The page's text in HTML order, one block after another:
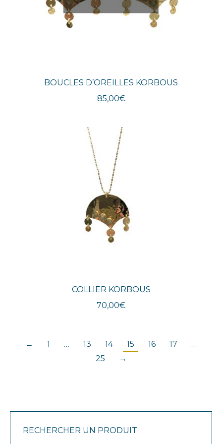
BOUCLES D’OREILLES KORBOUS
85,00€
COLLIER KORBOUS
70,00€
← 1 … 13 14 15 16 17
…
25
→
RECHERCHER UN PRODUIT